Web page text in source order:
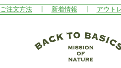
ご注文方法┃ 新着情報 アウト